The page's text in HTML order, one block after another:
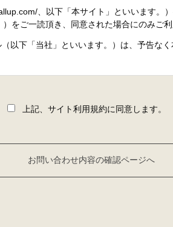
、以下「本サイト」といいます。
をご一読頂き、同意された場合にのみご利
以下「当社」といいます。）は、予告な
はプライバシーなどを侵害する行為、また
しくは損害を与える行為、またはその恐れの
上記、サイト利用規約に同意します。